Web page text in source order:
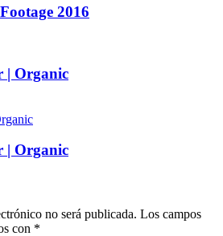
2016
| Organic
| Organic
no será publicada. Los campos
con *